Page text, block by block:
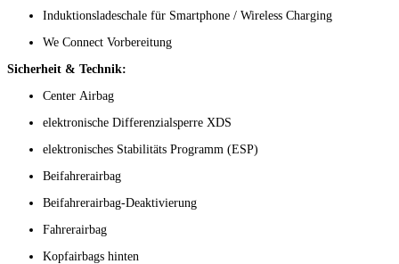
Induktionsladeschale für Smartphone / Wireless Charging
We Connect Vorbereitung
Sicherheit & Technik:
Center Airbag
elektronische Differenzialsperre XDS
elektronisches Stabilitäts Programm (ESP)
Beifahrerairbag
Beifahrerairbag-Deaktivierung
Fahrerairbag
Kopfairbags hinten